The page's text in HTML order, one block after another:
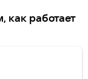
как работает